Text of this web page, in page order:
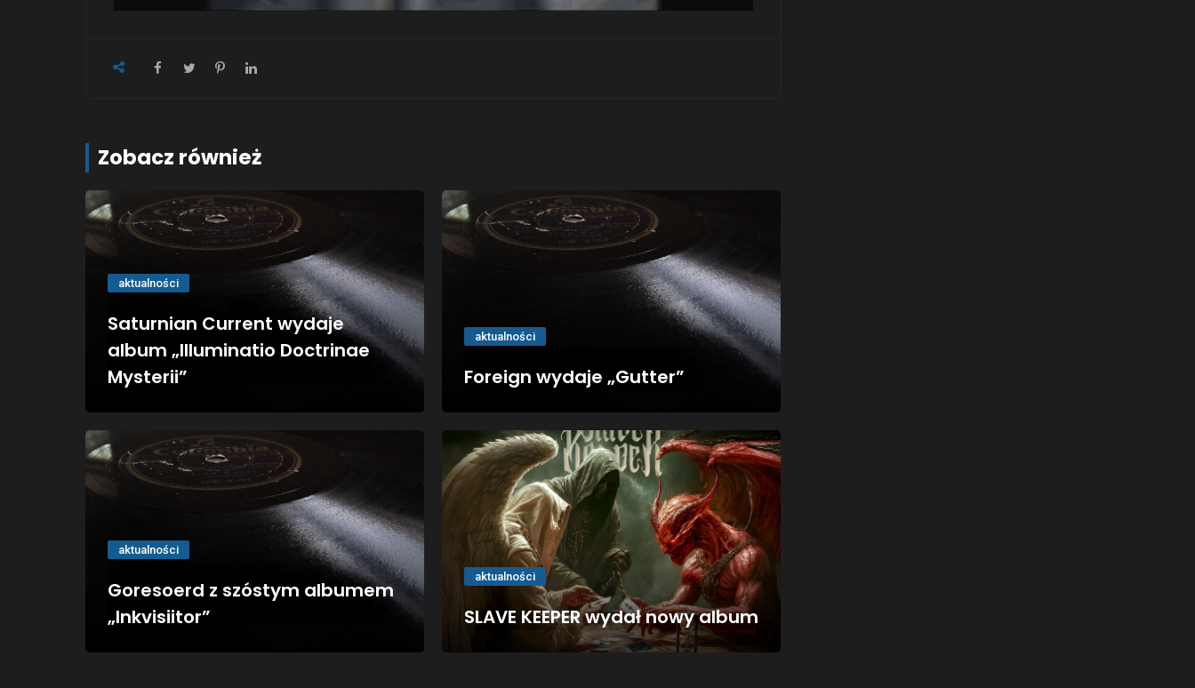
Zobacz również
aktualności
Saturnian Current wydaje
album „Illuminatio Doctrinae
Mysterii”
aktualności
Foreign wydaje „Gutter”
aktualności
Goresoerd z szóstym albumem
„Inkvisiitor”
aktualności
SLAVE KEEPER wydał nowy album